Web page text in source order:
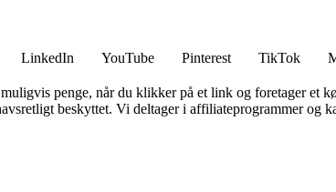
LinkedIn YouTube Pinterest TikTok
penge, når du klikker på et link og foretager et
beskyttet. Vi deltager i affiliateprogrammer